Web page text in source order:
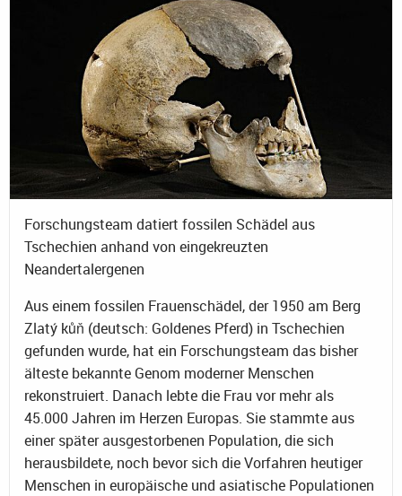
Forschungsteam datiert fossilen Schädel aus
Tschechien anhand von eingekreuzten
Neandertalergenen
Aus einem fossilen Frauenschädel, der 1950 am Berg
Zlatý kůň (deutsch: Goldenes Pferd) in Tschechien
gefunden wurde, hat ein Forschungsteam das bisher
älteste bekannte Genom moderner Menschen
rekonstruiert. Danach lebte die Frau vor mehr als
45.000 Jahren im Herzen Europas. Sie stammte aus
einer später ausgestorbenen Population, die sich
herausbildete, noch bevor sich die Vorfahren heutiger
Menschen in europäische und asiatische Populationen